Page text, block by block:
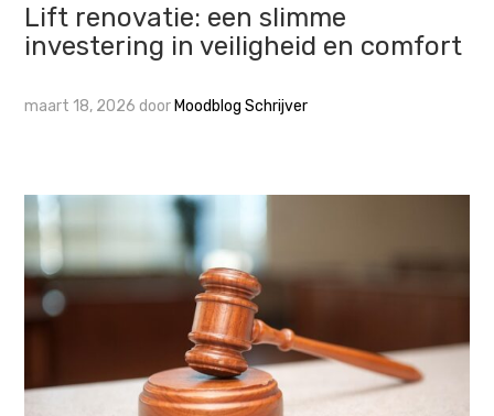
Lift renovatie: een slimme
investering in veiligheid en comfort
maart 18, 2026 door Moodblog Schrijver